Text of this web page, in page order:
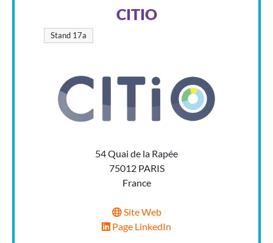
CITIO
Stand 17a
54 Quai de la Rapée
75012 PARIS
France
Site Web
Page LinkedIn